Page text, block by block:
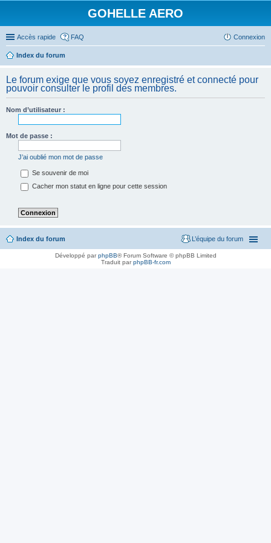
GOHELLE AERO
Accès rapide FAQ Connexion
Index du forum
Le forum exige que vous soyez enregistré et connecté pour
pouvoir consulter le profil des membres.
Nom d’utilisateur :
Mot de passe :
J’ai oublié mon mot de passe
Se souvenir de moi
Cacher mon statut en ligne pour cette session
Index du forum L’équipe du forum
Développé parphpBB® Forum Software © phpBB Limited
Traduit parphpBB-fr.com